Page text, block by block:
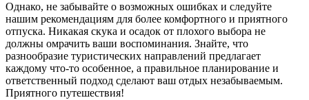
Однако, не забывайте о возможных ошибках и следуйте
нашим рекомендациям для более комфортного и приятного
отпуска. Никакая скука и осадок от плохого выбора не
должны омрачить ваши воспоминания. Знайте, что
разнообразие туристических направлений предлагает
каждому что-то особенное, а правильное планирование и
ответственный подход сделают ваш отдых незабываемым.
Приятного путешествия!